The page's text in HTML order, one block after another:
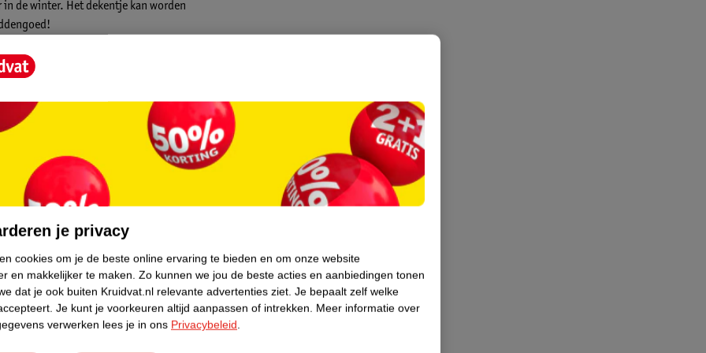
de winter. Het dekentje kan worden
gebruiken als omslagdoek. De deken
je privacy
cookies om je de beste online ervaring te bieden en om onze website
en makkelijker te maken. Zo kunnen we jou de beste acties en aanbiedingen tonen
dat je ook buiten Kruidvat.nl relevante advertenties ziet. Je bepaalt zelf welke
Je kunt je voorkeuren altijd aanpassen of intrekken. Meer informatie over
verwerken lees je in ons Privacybeleid.